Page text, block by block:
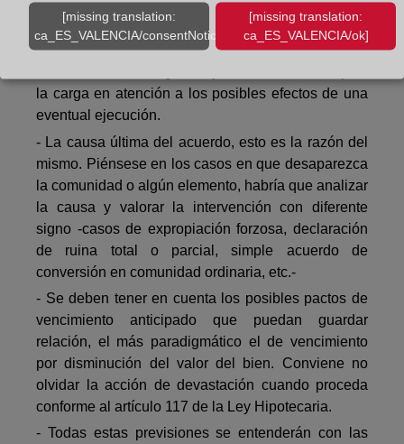
siguientes elementos:
- Para eludir la intervención del acreedor debe ser
la carga en atención a los posibles efectos de una
eventual ejecución.
- La causa última del acuerdo, esto es la razón del
mismo. Piénsese en los casos en que desaparezca
la comunidad o algún elemento, habría que analizar
la causa y valorar la intervención con diferente
signo -casos de expropiación forzosa, declaración
de ruina total o parcial, simple acuerdo de
conversión en comunidad ordinaria, etc.-
- Se deben tener en cuenta los posibles pactos de
vencimiento anticipado que puedan guardar
relación, el más paradigmático el de vencimiento
por disminución del valor del bien. Conviene no
olvidar la acción de devastación cuando proceda
conforme al artículo 117 de la Ley Hipotecaria.
- Todas estas previsiones se entenderán con las
[missing translation:
ca_ES_VALENCIA/consentNotice/learnMore]
[missing translation:
ca_ES_VALENCIA/ok]